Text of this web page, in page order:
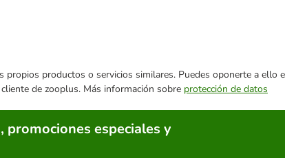
productos o servicios similares. Puedes oponerte a ello
de zooplus. Más información sobre protección de datos
promociones especiales y